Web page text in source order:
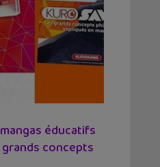
éducatifs
concepts